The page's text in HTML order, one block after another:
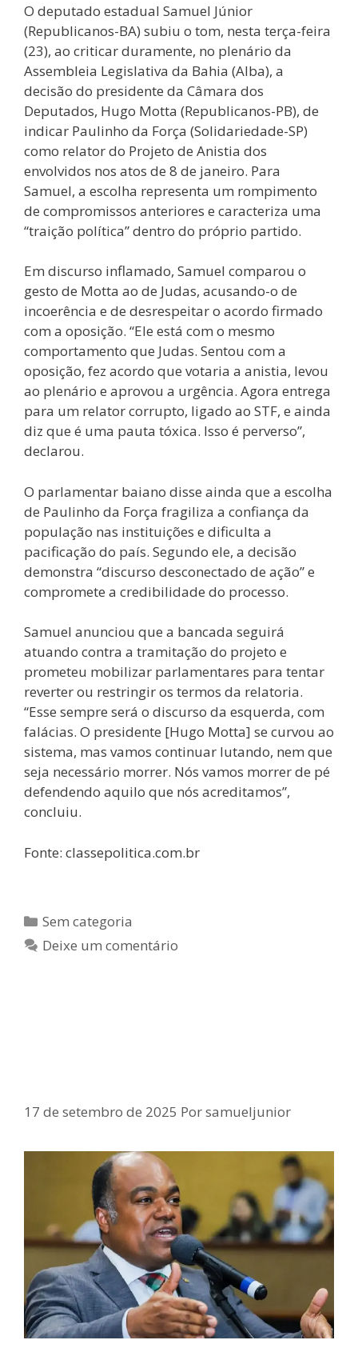
O deputado estadual Samuel Júnior
(Republicanos-BA) subiu o tom, nesta terça-feira
(23), ao criticar duramente, no plenário da
Assembleia Legislativa da Bahia (Alba), a
decisão do presidente da Câmara dos
Deputados, Hugo Motta (Republicanos-PB), de
indicar Paulinho da Força (Solidariedade-SP)
como relator do Projeto de Anistia dos
envolvidos nos atos de 8 de janeiro. Para
Samuel, a escolha representa um rompimento
de compromissos anteriores e caracteriza uma
“traição política” dentro do próprio partido.
Em discurso inflamado, Samuel comparou o
gesto de Motta ao de Judas, acusando-o de
incoerência e de desrespeitar o acordo firmado
com a oposição. “Ele está com o mesmo
comportamento que Judas. Sentou com a
oposição, fez acordo que votaria a anistia, levou
ao plenário e aprovou a urgência. Agora entrega
para um relator corrupto, ligado ao STF, e ainda
diz que é uma pauta tóxica. Isso é perverso”,
declarou.
O parlamentar baiano disse ainda que a escolha
de Paulinho da Força fragiliza a confiança da
população nas instituições e dificulta a
pacificação do país. Segundo ele, a decisão
demonstra “discurso desconectado de ação” e
compromete a credibilidade do processo.
Samuel anunciou que a bancada seguirá
atuando contra a tramitação do projeto e
prometeu mobilizar parlamentares para tentar
reverter ou restringir os termos da relatoria.
“Esse sempre será o discurso da esquerda, com
falácias. O presidente [Hugo Motta] se curvou ao
sistema, mas vamos continuar lutando, nem que
seja necessário morrer. Nós vamos morrer de pé
defendendo aquilo que nós acreditamos”,
concluiu.
Fonte: classepolitica.com.br
Sem categoria
Deixe um comentário
17 de setembro de 2025 Porsamueljunior